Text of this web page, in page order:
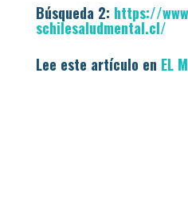
Búsqueda 2: https://
schilesaludmental.cl/
Lee este artículo en EL